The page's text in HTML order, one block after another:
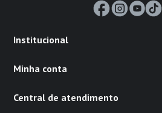
Institucional
Minha conta
Central de atendimento